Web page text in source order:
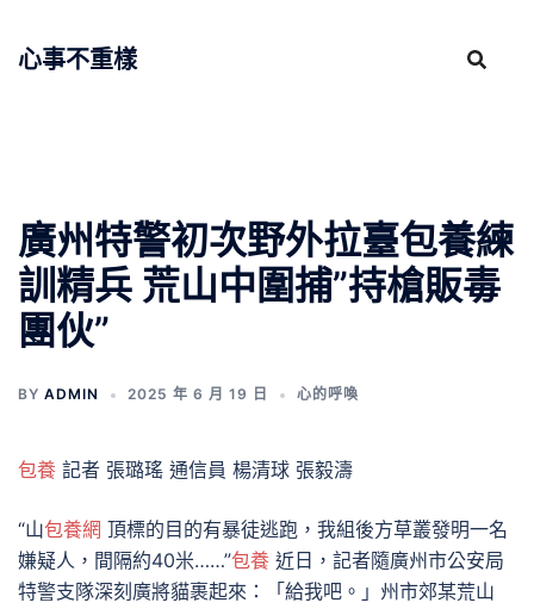
心事不重樣
廣州特警初次野外拉臺包養練
訓精兵 荒山中圍捕”持槍販毒
團伙”
BY ADMIN 2025 年 6 月 19 日 心的呼喚
包養 記者 張璐瑤 通信員 楊清球 張毅濤
“山包養網 頂標的目的有暴徒逃跑，我組後方草叢發明一名
嫌疑人，間隔約40米……”包養 近日，記者隨廣州市公安局
特警支隊深刻廣將貓裹起來：「給我吧。」州市郊某荒山